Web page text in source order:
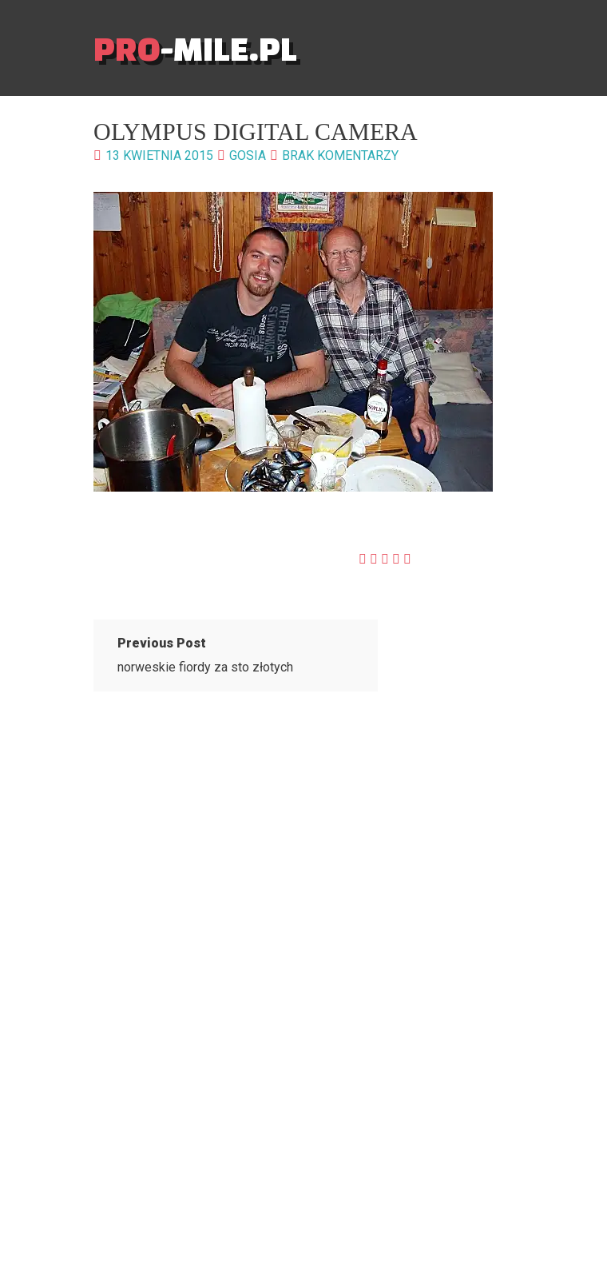
PRO-MILE.PL
OLYMPUS DIGITAL CAMERA
13 KWIETNIA 2015 GOSIA BRAK KOMENTARZY
Previous Post
norweskie fiordy za sto złotych